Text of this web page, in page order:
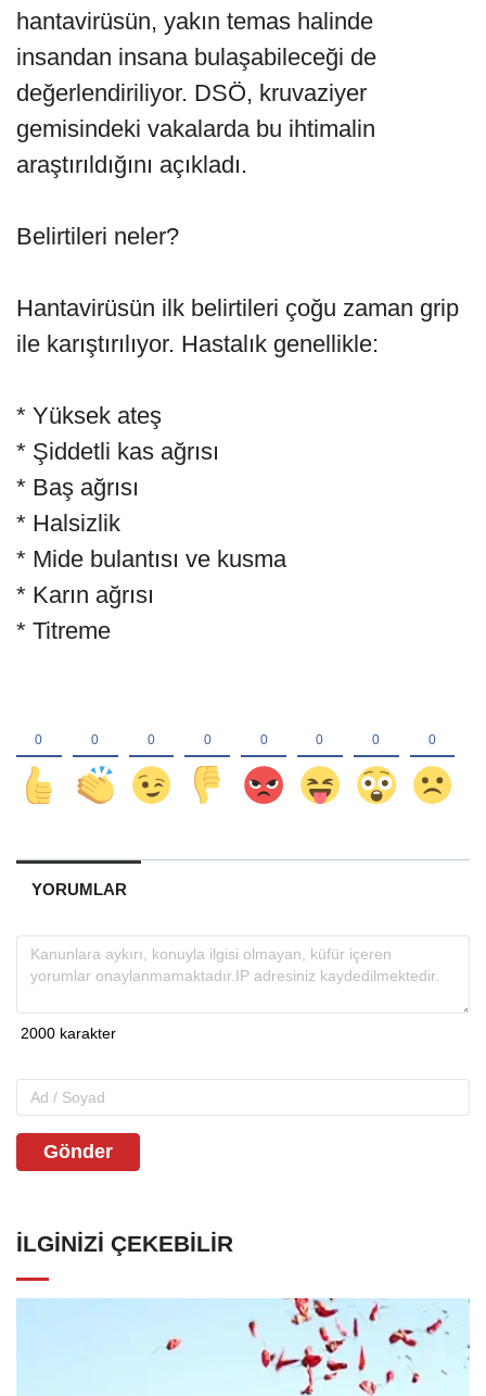
hantavirüsün, yakın temas halinde
insandan insana bulaşabileceği de
değerlendiriliyor. DSÖ, kruvaziyer
gemisindeki vakalarda bu ihtimalin
araştırıldığını açıkladı.
Belirtileri neler?
Hantavirüsün ilk belirtileri çoğu zaman grip
ile karıştırılıyor. Hastalık genellikle:
* Yüksek ateş
* Şiddetli kas ağrısı
* Baş ağrısı
* Halsizlik
* Mide bulantısı ve kusma
* Karın ağrısı
* Titreme
YORUMLAR
Gönder
İLGINIZI ÇEKEBILIR